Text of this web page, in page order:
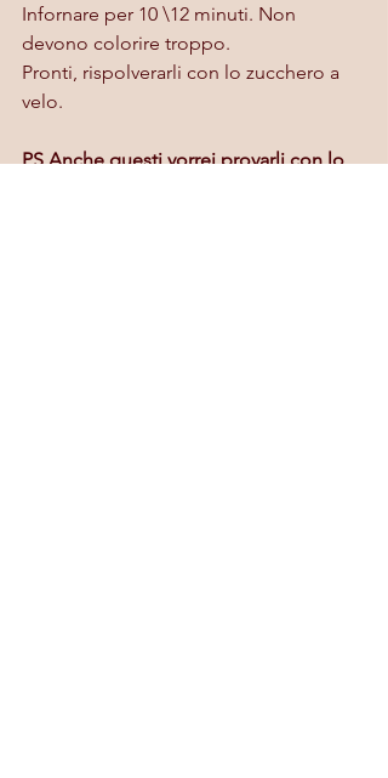
Infornare per 10 \12 minuti. Non
devono colorire troppo.
Pronti, rispolverarli con lo zucchero a
velo.
PS Anche questi vorrei provarli con lo